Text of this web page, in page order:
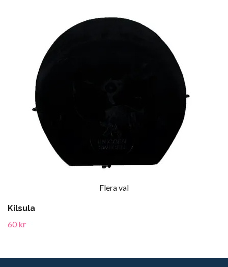
Flera val
Kilsula
60 kr